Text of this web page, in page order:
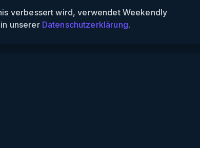
verbessert wird, verwendet Weekendly
unserer Datenschutzerklärung.